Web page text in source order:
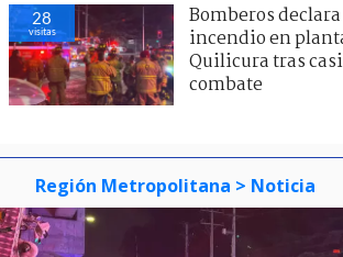
28
visitas
Bomberos
incendio en
Quilicura tras
combate
Región Metropolitana > Noticia